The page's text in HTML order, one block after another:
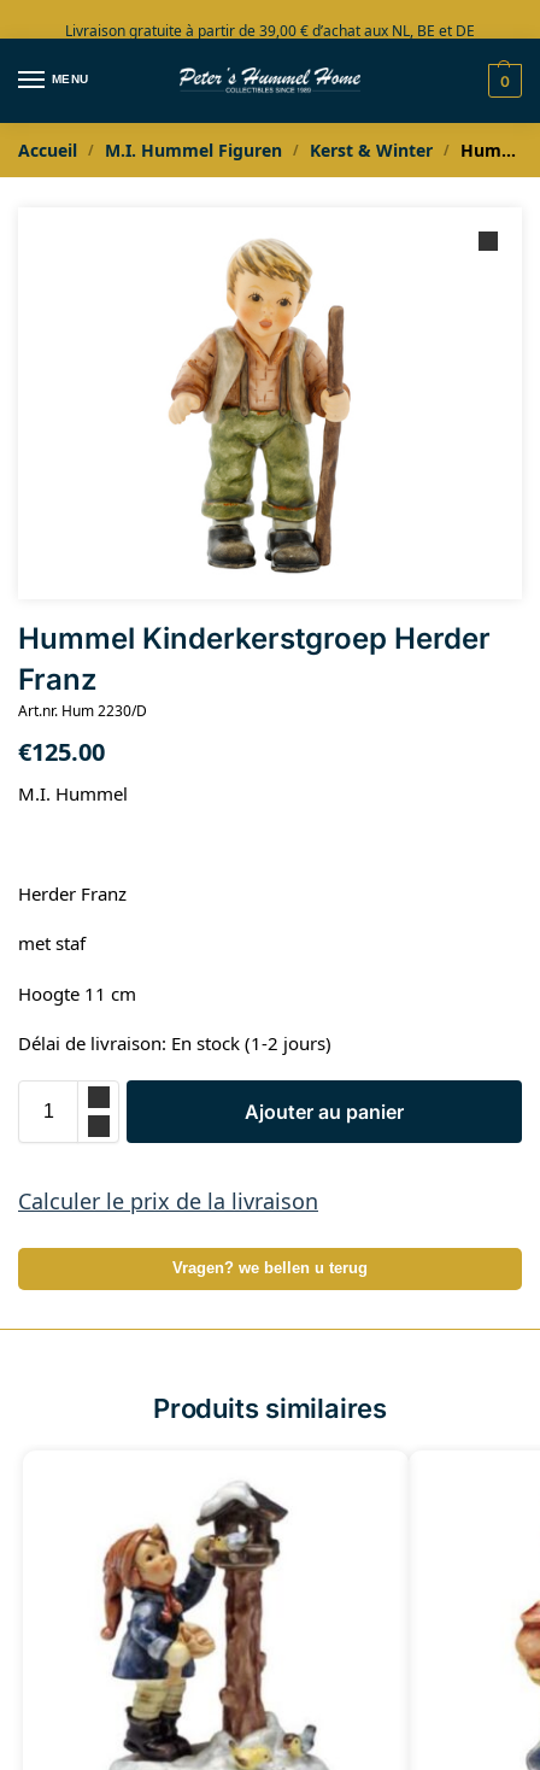
Livraison gratuite à partir de 39,00 € d’achat aux NL, BE et DE
Grand choix en stock
MENU 0
Accueil / M.I. Hummel Figuren / Kerst & Winter / Hummel Kinderkerstgroep Herder Franz
Hummel Kinderkerstgroep Herder
Franz
Art.nr. Hum 2230/D
€125.00
M.I. Hummel
Herder Franz
met staf
Hoogte 11 cm
Délai de livraison: En stock (1-2 jours)
Ajouter au panier
Calculer le prix de la livraison
Vragen? we bellen u terug
Produits similaires